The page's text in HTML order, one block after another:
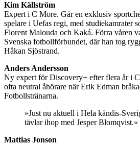
Kim Källström
Expert i C More. Går en exklusiv
spelare i Uefas regi, med studiekamrater
Florent Malouda och Kaká. Förra våren
Svenska fotbollförbundet, där han tog
Håkan Sjöstrand.
Anders Andersson
Ny expert för Discovery+ efter flera år i
ofta neutral åhörare när Erik Edman
Fotbollstränarna.
»Just nu aktuell i Hela kändis-
tävlar ihop med Jesper Blomqvist.«
Mattias Jonson